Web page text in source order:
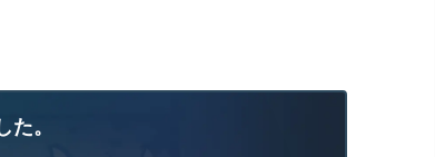
。